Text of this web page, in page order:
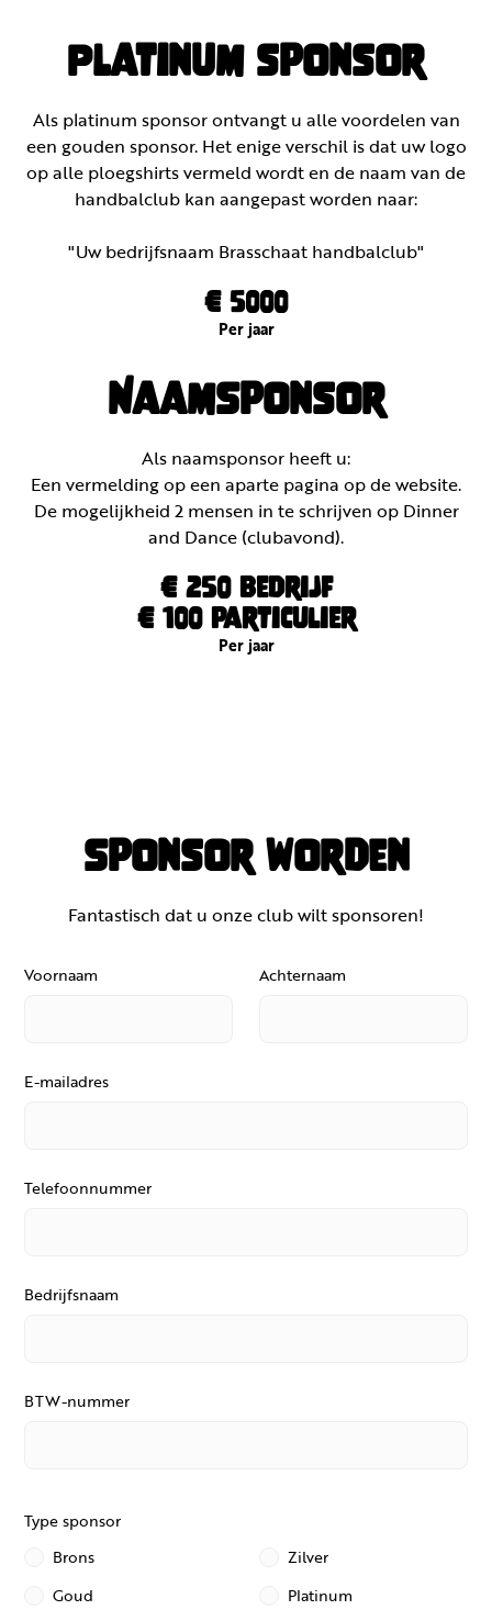
Platinum sponsor
Als platinum sponsor ontvangt u alle voordelen van
een gouden sponsor. Het enige verschil is dat uw logo
op alle ploegshirts vermeld wordt en de naam van de
handbalclub kan aangepast worden naar:
"Uw bedrijfsnaam Brasschaat handbalclub"
€ 5000
Per jaar
NaamSponsor
Als naamsponsor heeft u:
Een vermelding op een aparte pagina op de website.
De mogelijkheid 2 mensen in te schrijven op Dinner
and Dance (clubavond).
€ 250 bedrijf
€ 100 particulier
Per jaar
Sponsor worden
Fantastisch dat u onze club wilt sponsoren!
Voornaam Achternaam
E-mailadres
Telefoonnummer
Bedrijfsnaam
BTW-nummer
Type sponsor
Brons
Zilver
Goud
Platinum